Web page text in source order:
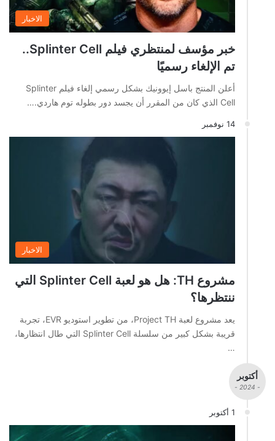
الاخبار
خبر مؤسف لمنتظري فيلم Splinter Cell..
تم الإلغاء رسميًا
أعلن المنتج باسل إيوونيك بشكل رسمي إلغاء فيلم Splinter
Cell الذي كان من المقرر أن يجسد دور بطوله توم هاردي.…
14 نوفمبر
الاخبار
مشروع TH: هل هو لعبة Splinter Cell التي
ننتظرها؟
يعد مشروع لعبة Project TH، من تطوير استوديو EVR، تجربة
قريبة بشكل كبير من سلسلة Splinter Cell التي طال انتظارها،
…
أكتوبر
- 2024 -
1 أكتوبر